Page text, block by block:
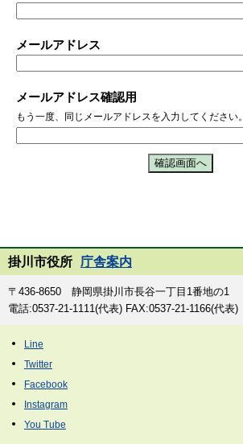
メールアドレス
メールアドレス確認用
もう一度、同じメールアドレスを入力してください。
掛川市役所 庁舎案内
〒436-8650 静岡県掛川市長谷一丁目1番地の1
電話:0537-21-1111(代表) FAX:0537-21-1166(代表)